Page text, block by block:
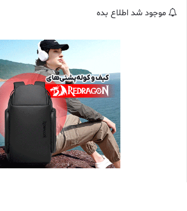
س موجود شد اطلاع بده